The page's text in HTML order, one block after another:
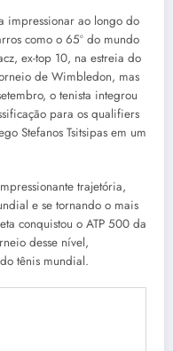
impressionar ao longo do
como o 65º do mundo
ex-top 10, na estreia do
de Wimbledon, mas
o tenista integrou
para os qualifiers
Stefanos Tsitsipas em um
trajetória,
e se tornando o mais
conquistou o ATP 500 da
desse nível,
tênis mundial.